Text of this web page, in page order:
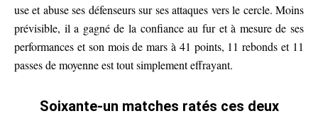
use et abuse ses défenseurs sur ses attaques vers le cercle. Moins
prévisible, il a gagné de la confiance au fur et à mesure de ses
performances et son mois de mars à 41 points, 11 rebonds et 11
passes de moyenne est tout simplement effrayant.
Soixante-un matches ratés ces deux